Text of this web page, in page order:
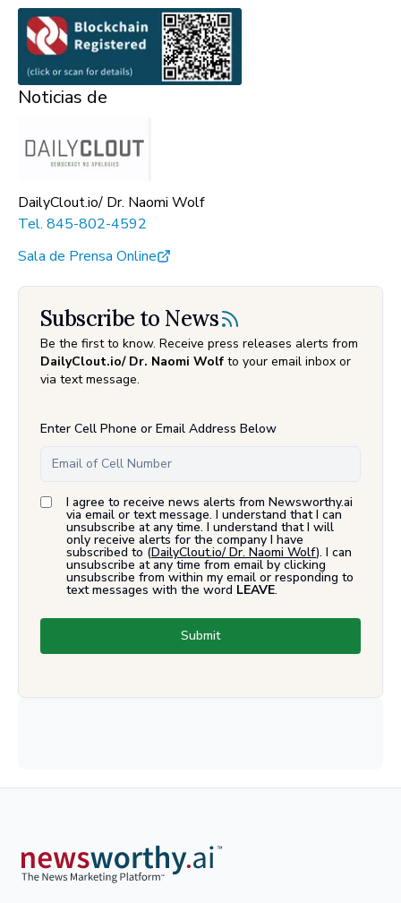
Noticias de
DailyClout.io/ Dr. Naomi Wolf
Tel. 845-802-4592
Sala de Prensa Online
Subscribe to News
Be the first to know. Receive press releases alerts from
DailyClout.io/ Dr. Naomi Wolf to your email inbox or
via text message.
Enter Cell Phone or Email Address Below
I agree to receive news alerts from Newsworthy.ai
via email or text message. I understand that I can
unsubscribe at any time. I understand that I will
only receive alerts for the company I have
subscribed to (DailyClout.io/ Dr. Naomi Wolf). I can
unsubscribe at any time from email by clicking
unsubscribe from within my email or responding to
text messages with the word LEAVE.
Submit